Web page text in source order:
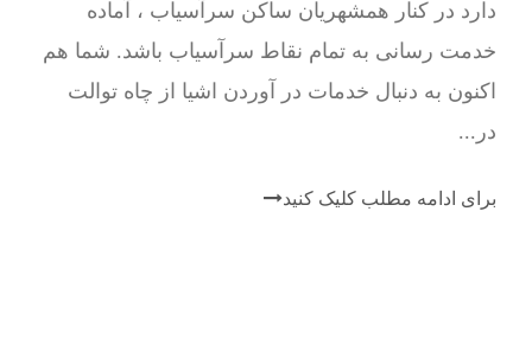
دارد در کنار همشهریان ساکن سرآسیاب ، آماده
خدمت رسانی به تمام نقاط سرآسیاب باشد. شما هم
اکنون به دنبال خدمات در آوردن اشیا از چاه توالت
در...
برای ادامه مطلب کلیک کنید